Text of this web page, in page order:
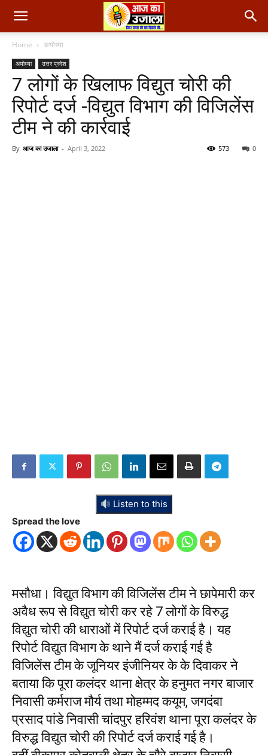
Home अयोध्या
अयोध्या उत्तर प्रदेश
7 लोगों के खिलाफ विद्युत चोरी की
रिपोर्ट दर्ज -विद्युत विभाग की विजिलेंस
टीम ने की कार्रवाई
By आज का उजाला - April 3, 2022 0
573
Listen to this
Spread the love
मसौधा। विद्युत विभाग की विजिलेंस टीम ने छापेमारी कर
अवैध रूप से विद्युत चोरी कर रहे 7 लोगों के विरुद्ध
विद्युत चोरी की धाराओं में रिपोर्ट दर्ज कराई है। यह
रिपोर्ट विद्युत विभाग के थाने मैं दर्ज कराई गई है
विजिलेंस टीम के जूनियर इंजीनियर के के दिवाकर ने
बताया कि पूरा कलंदर थाना क्षेत्र के हनुमत नगर बाजार
निवासी कर्मराज मौर्य तथा मोहम्मद कयूम, जगदंबा
प्रसाद पांडे निवासी चांदपुर हरिवंश थाना पूरा कलंदर के
विरुद्ध विद्युत चोरी की रिपोर्ट दर्ज कराई गई है।